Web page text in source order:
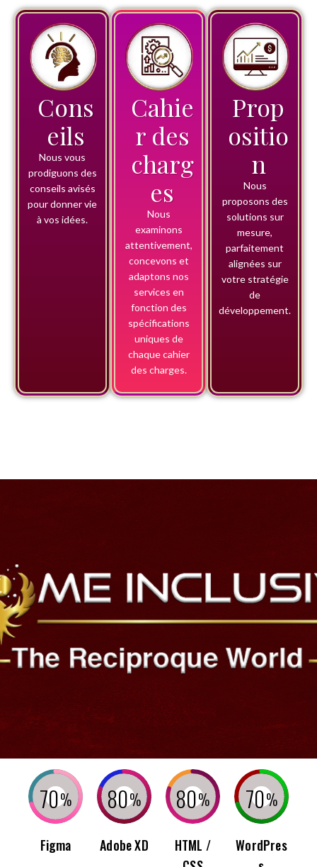
Cons
eils
Nous vous
prodiguons des
conseils avisés
pour donner vie
à vos idées.
Cahie
r des
charg
es
Nous
examinons
attentivement,
concevons et
adaptons nos
services en
fonction des
spécifications
uniques de
chaque cahier
des charges.
Prop
ositio
n
Nous
proposons des
solutions sur
mesure,
parfaitement
alignées sur
votre stratégie
de
développement.
70%
Figma
80%
Adobe XD
80%
HTML /
70%
WordPres